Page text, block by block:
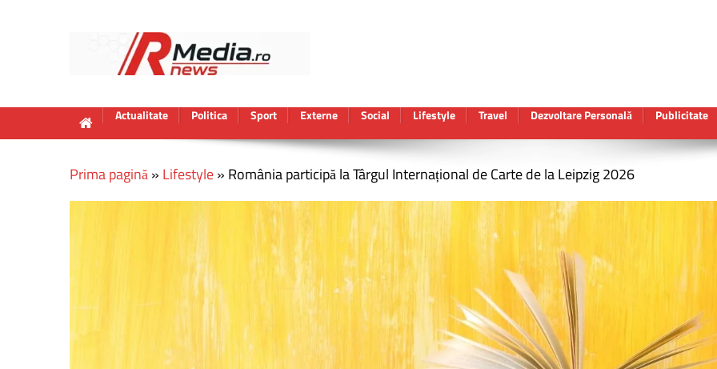
Actualitate Politica Sport Externe Social Lifestyle Travel Dezvoltare Personală Publicitate
Prima pagină» Lifestyle» România participă la Târgul Internațional de Carte de la Leipzig 2026